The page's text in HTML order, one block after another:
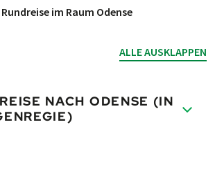
im Raum Odense
ALLE AUSKLAPPEN
NACH ODENSE (IN